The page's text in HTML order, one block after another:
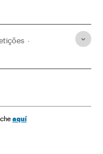
aquí